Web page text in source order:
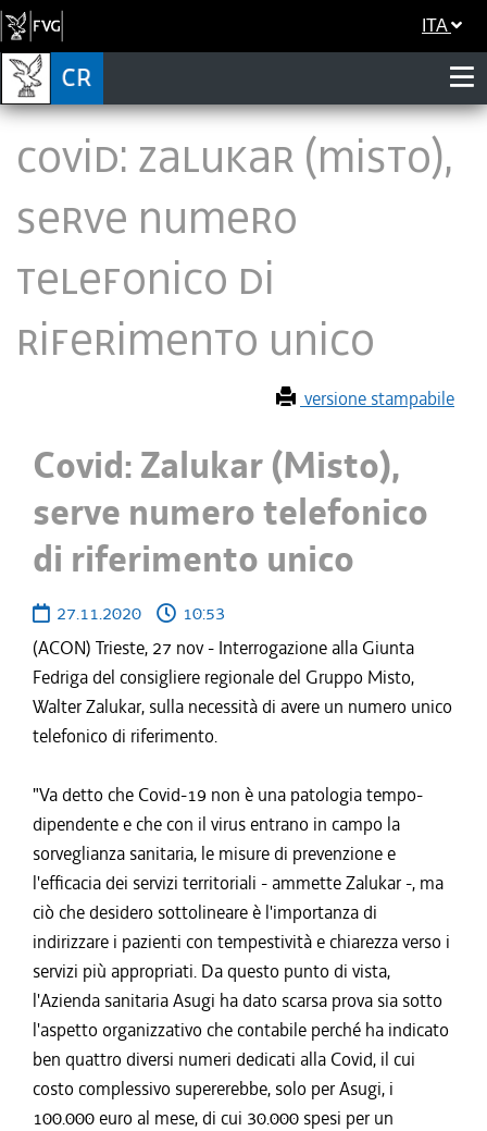
ITA
Covid: Zalukar (Misto),
serve numero
telefonico di
riferimento unico
versione stampabile
Covid: Zalukar (Misto),
serve numero telefonico
di riferimento unico
27.11.2020
10:53
(ACON) Trieste, 27 nov - Interrogazione alla Giunta
Fedriga del consigliere regionale del Gruppo Misto,
Walter Zalukar, sulla necessità di avere un numero unico
telefonico di riferimento.
"Va detto che Covid-19 non è una patologia tempo-
dipendente e che con il virus entrano in campo la
sorveglianza sanitaria, le misure di prevenzione e
l'efficacia dei servizi territoriali - ammette Zalukar -, ma
ciò che desidero sottolineare è l'importanza di
indirizzare i pazienti con tempestività e chiarezza verso i
servizi più appropriati. Da questo punto di vista,
l'Azienda sanitaria Asugi ha dato scarsa prova sia sotto
l'aspetto organizzativo che contabile perché ha indicato
ben quattro diversi numeri dedicati alla Covid, il cui
costo complessivo supererebbe, solo per Asugi, i
100.000 euro al mese, di cui 30.000 spesi per un